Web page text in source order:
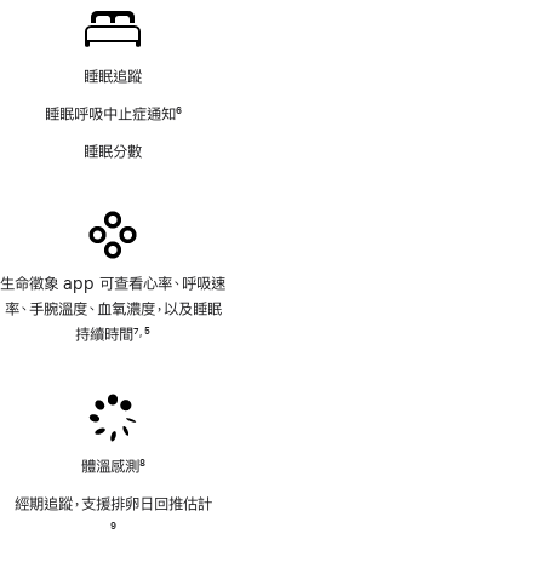
睡眠追蹤
睡眠呼吸中止症通知6
睡眠分數
生命徵象 app 可查看心率、呼吸速
率、手腕溫度、血氧濃度，以及睡眠
持續時間7 5
體溫感測8
經期追蹤，支援排卵日回推估計
9